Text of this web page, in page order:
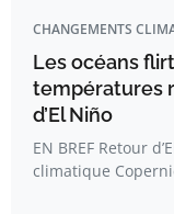
CHANGEMENTS
Les océans
températures
d’El Niño
EN BREF Retour
climatique